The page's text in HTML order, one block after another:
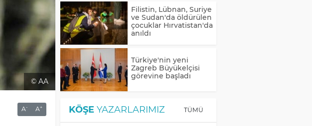
© AA
A- A+
Filistin, Lübnan, Suriye
ve Sudan'da öldürülen
çocuklar Hırvatistan'da
anıldı
Türkiye'nin yeni
Zagreb Büyükelçisi
görevine başladı
KÖŞE YAZARLARIMIZ TÜMÜ